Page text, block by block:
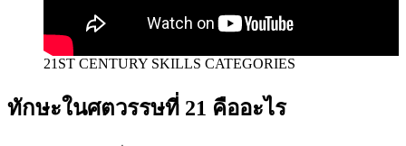
21ST CENTURY SKILLS CATEGORIES
ทักษะในศตวรรษที่ 21 คืออะไร